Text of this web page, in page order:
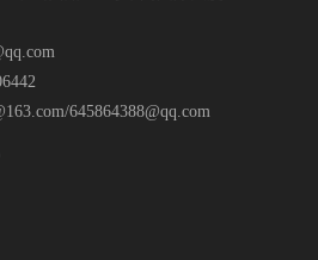
/645864388@qq.com